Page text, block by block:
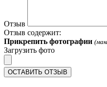
Отзыв
Отзыв содержит:
Прикрепить фотографии
Загрузить фото
ОСТАВИТЬ ОТЗЫВ